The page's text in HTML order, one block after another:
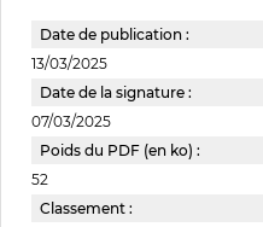
Date de publication :
13/03/2025
Date de la signature :
07/03/2025
Poids du PDF (en ko) :
52
Classement :